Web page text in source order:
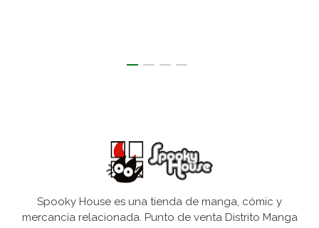
Spooky House es una tienda de manga, cómic y
mercancía relacionada. Punto de venta Distrito Manga